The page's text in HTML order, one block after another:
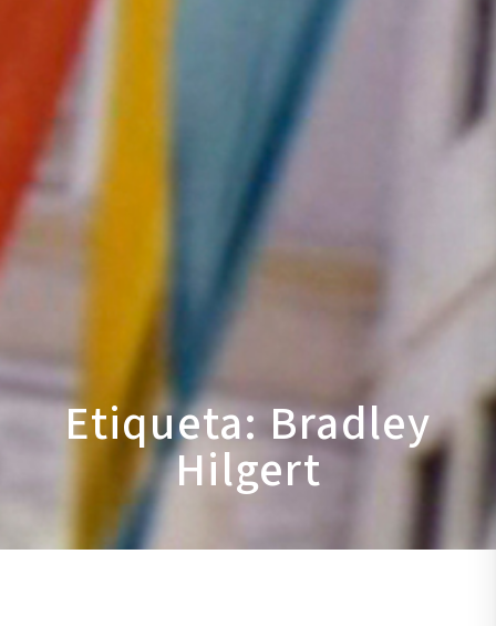
Etiqueta: Bradley
Hilgert